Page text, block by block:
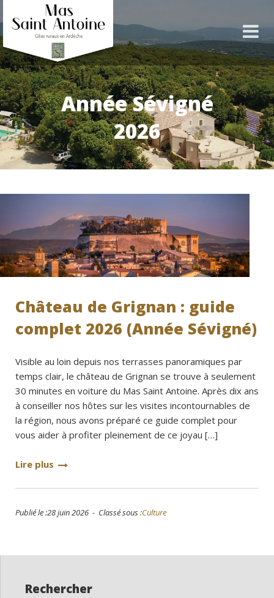
Année Sévigné
2026
Château de Grignan : guide
complet 2026 (Année Sévigné)
Visible au loin depuis nos terrasses panoramiques par
temps clair, le château de Grignan se trouve à seulement
30 minutes en voiture du Mas Saint Antoine. Après dix ans
à conseiller nos hôtes sur les visites incontournables de
la région, nous avons préparé ce guide complet pour
vous aider à profiter pleinement de ce joyau […]
Lire plus
Publié le :28 juin 2026 - Classé sous :Culture
Rechercher